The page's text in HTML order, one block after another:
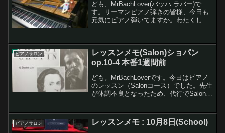
ども、MrBachLover(バッハ ラバー)で
す。リーマンピアノ弾きの皆様、今日も
元気にピアノ弾いてますか。わたくし今
だけ手応えがあって、ホントすごく良い
趣味だなー...
ピアノサロン
レッスンメモ(Salon)ショパン
op.10-4 本番1週間前
ども。MrBachLoverです。今日はピアノ
のレッスン（Salonコース）でした。先生
が体調不良となったため、代行でSalonコ
です。レモンちゃんレッスンがスキップ
に...
ピアノサロン レッスンメモ : 10月8日(School)